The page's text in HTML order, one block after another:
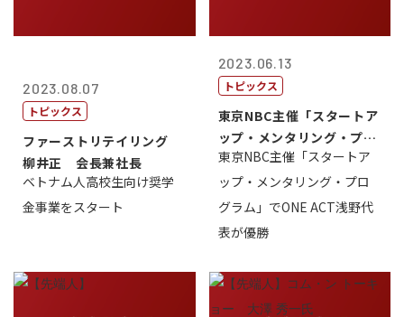
2023.08.07
トピックス
ファーストリテイリング
柳井正 会長兼社長
ベトナム人高校生向け奨学
金事業をスタート
2023.06.13
トピックス
東京NBC主催「スタートア
ップ・メンタリング・プロ
グラム」で...
東京NBC主催「スタートア
ップ・メンタリング・プロ
グラム」でONE ACT浅野代
表が優勝